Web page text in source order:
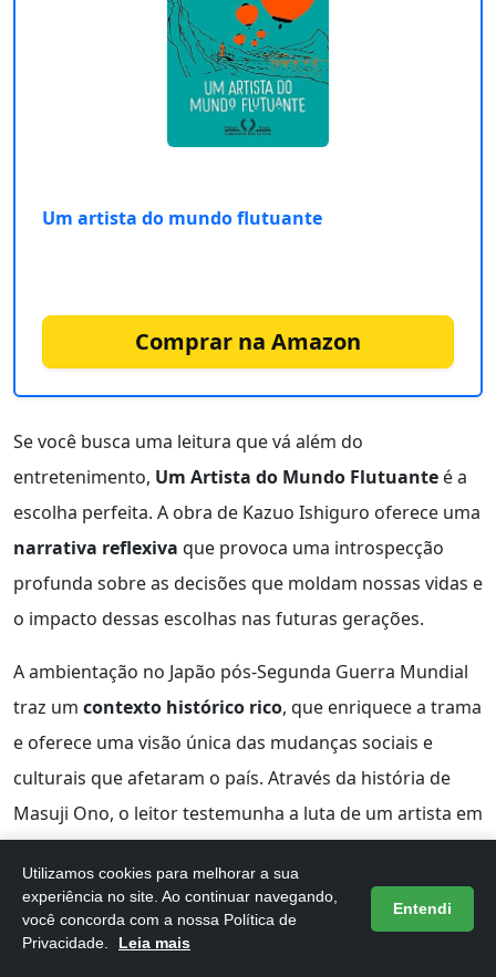
Um artista do mundo flutuante
Comprar na Amazon
Se você busca uma leitura que vá além do
entretenimento, Um Artista do Mundo Flutuante é a
escolha perfeita. A obra de Kazuo Ishiguro oferece uma
narrativa reflexiva que provoca uma introspecção
profunda sobre as decisões que moldam nossas vidas e
o impacto dessas escolhas nas futuras gerações.
A ambientação no Japão pós-Segunda Guerra Mundial
traz um contexto histórico rico, que enriquece a trama
e oferece uma visão única das mudanças sociais e
culturais que afetaram o país. Através da história de
Masuji Ono, o leitor testemunha a luta de um artista em
um mundo em transformação.
A profundidade dos personagens é outro aspecto
marcante da obra. Masuji Ono é um protagonista
Utilizamos cookies para melhorar a sua
experiência no site. Ao continuar navegando,
você concorda com a nossa Política de
Privacidade.
Leia mais
Entendi